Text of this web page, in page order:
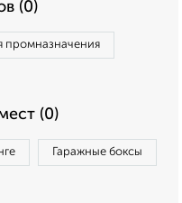
(0)
промназначения
(0)
Гаражные боксы